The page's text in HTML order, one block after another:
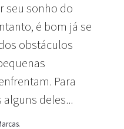
seu sonho do
é bom já se
obstáculos
Para
deles...
.